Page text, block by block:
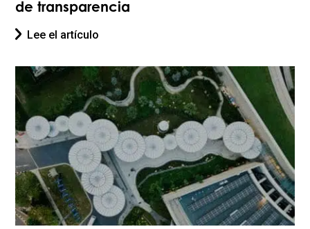
de transparencia
Lee el artículo